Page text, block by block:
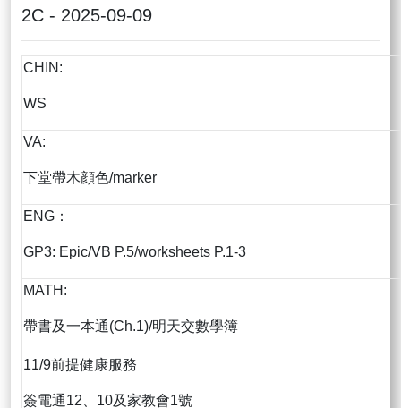
2C - 2025-09-09
CHIN:
WS
VA:
下堂帶木顔色/marker
ENG：
GP3: Epic/VB P.5/worksheets P.1-3
MATH:
帶書及一本通(Ch.1)/明天交數學簿
11/9前提健康服務
簽電通12、10及家教會1號